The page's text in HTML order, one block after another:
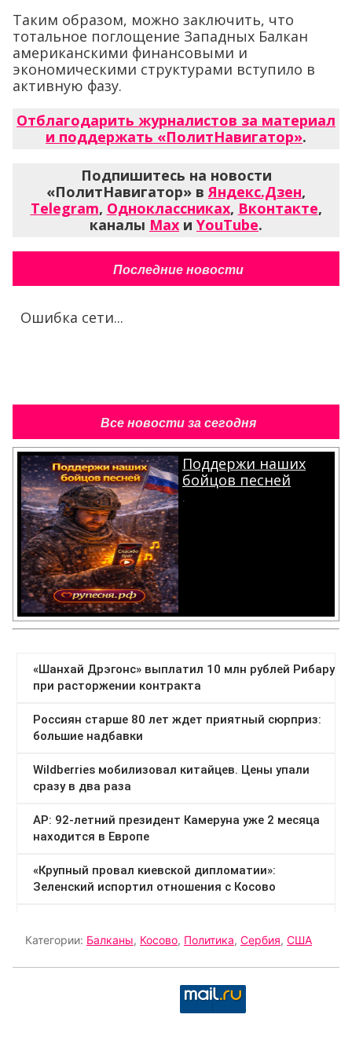
Таким образом, можно заключить, что
тотальное поглощение Западных Балкан
американскими финансовыми и
экономическими структурами вступило в
активную фазу.
Отблагодарить журналистов за материал
и поддержать «ПолитНавигатор».
Подпишитесь на новости
«ПолитНавигатор» вЯндекс.Дзен,
Telegram, Одноклассниках, Вконтакте,
каналы Max и YouTube.
Последние новости
Ошибка сети...
Все новости за сегодня
Поддержи наших
бойцов песней
.
Категории: Балканы, Косово, Политика, Сербия, США